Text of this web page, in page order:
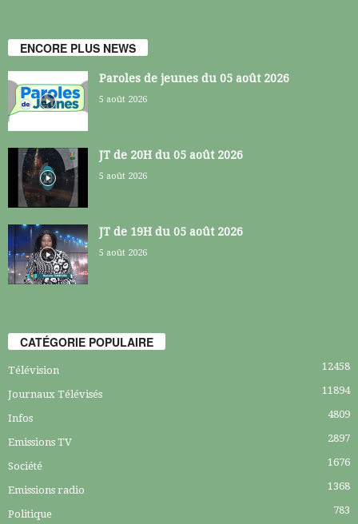
ENCORE PLUS NEWS
Paroles de jeunes du 05 août 2026
5 août 2026
JT de 20H du 05 août 2026
5 août 2026
JT de 19H du 05 août 2026
5 août 2026
CATÉGORIE POPULAIRE
Télévision 12458
Journaux Télévisés 11894
Infos 4809
Emissions TV 2897
Société 1676
Emissions radio 1368
Politique 783